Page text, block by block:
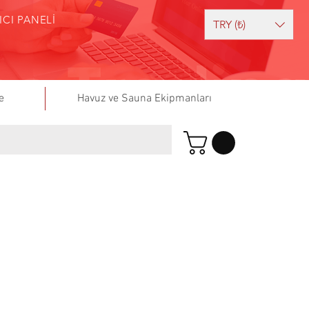
PANELİ TRY (₺)
Havuz ve Sauna Ekipmanları